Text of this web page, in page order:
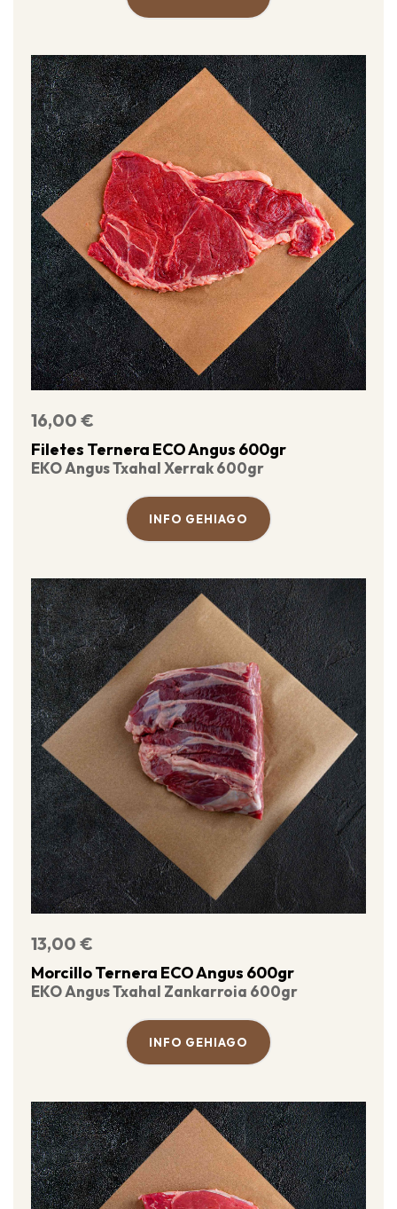
16,00 €
Filetes Ternera ECO Angus 600gr
EKO Angus Txahal Xerrak 600gr
INFO GEHIAGO
13,00 €
Morcillo Ternera ECO Angus 600gr
EKO Angus Txahal Zankarroia 600gr
INFO GEHIAGO